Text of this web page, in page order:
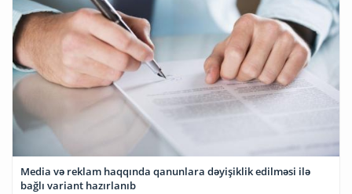
Media və reklam haqqında qanunlara dəyişiklik edilməsi ilə
bağlı variant hazırlanıb